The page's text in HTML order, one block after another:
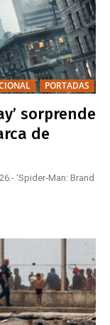
PORTADAS
sorprende
de
‘Spider-Man: Brand